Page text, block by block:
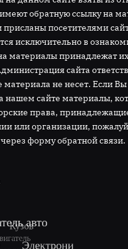
обратную ссылку на
присланы посетителями
исключительно в
материалы принадлежат
сайта
материала не несет. Если Вы
нашем сайте материалы,
права,
или организации,
форму обратной связи.